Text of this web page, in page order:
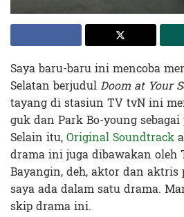
Saya baru-baru ini mencoba
Selatan berjudulDoom at Your
tayang di stasiun TV tvN ini
guk dan Park Bo-young
Selain itu,Original Soundtrack
drama ini juga dibawakan oleh
Bayangin, deh, aktor dan
saya ada dalam satu drama.
skip drama ini.